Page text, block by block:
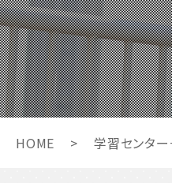
HOME > 学習センタ